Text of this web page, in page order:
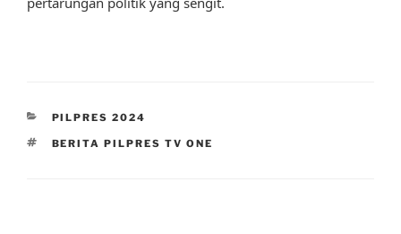
CATEGORIES
PILPRES 2024
TAGS
BERITA PILPRES TV ONE